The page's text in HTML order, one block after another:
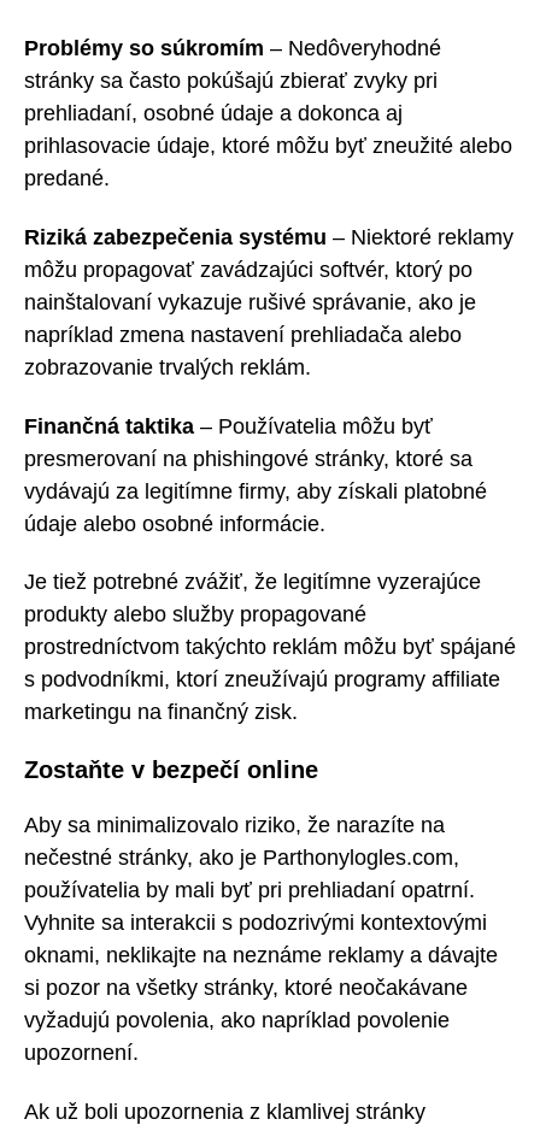
Problémy so súkromím – Nedôveryhodné
stránky sa často pokúšajú zbierať zvyky pri
prehliadaní, osobné údaje a dokonca aj
prihlasovacie údaje, ktoré môžu byť zneužité alebo
predané.
Riziká zabezpečenia systému – Niektoré reklamy
môžu propagovať zavádzajúci softvér, ktorý po
nainštalovaní vykazuje rušivé správanie, ako je
napríklad zmena nastavení prehliadača alebo
zobrazovanie trvalých reklám.
Finančná taktika – Používatelia môžu byť
presmerovaní na phishingové stránky, ktoré sa
vydávajú za legitímne firmy, aby získali platobné
údaje alebo osobné informácie.
Je tiež potrebné zvážiť, že legitímne vyzerajúce
produkty alebo služby propagované
prostredníctvom takýchto reklám môžu byť spájané
s podvodníkmi, ktorí zneužívajú programy affiliate
marketingu na finančný zisk.
Zostaňte v bezpečí online
Aby sa minimalizovalo riziko, že narazíte na
nečestné stránky, ako je Parthonylogles.com,
používatelia by mali byť pri prehliadaní opatrní.
Vyhnite sa interakcii s podozrivými kontextovými
oknami, neklikajte na neznáme reklamy a dávajte
si pozor na všetky stránky, ktoré neočakávane
vyžadujú povolenia, ako napríklad povolenie
upozornení.
Ak už boli upozornenia z klamlivej stránky